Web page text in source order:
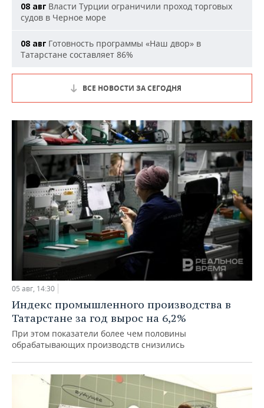
08 авг Власти Турции ограничили проход торговых
судов в Черное море
08 авг Готовность программы «Наш двор» в
Татарстане составляет 86%
ВСЕ НОВОСТИ ЗА СЕГОДНЯ
05 авг, 14:30
Индекс промышленного производства в
Татарстане за год вырос на 6,2%
При этом показатели более чем половины
обрабатывающих производств снизились